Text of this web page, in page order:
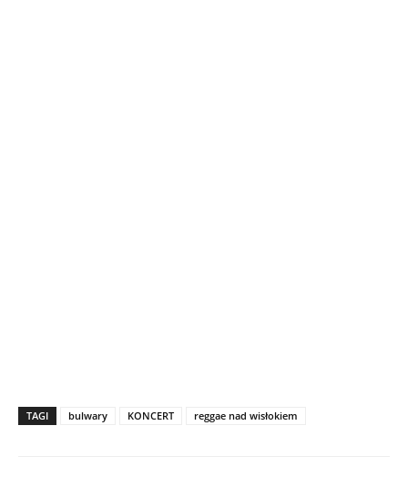
TAGI bulwary KONCERT reggae nad wisłokiem